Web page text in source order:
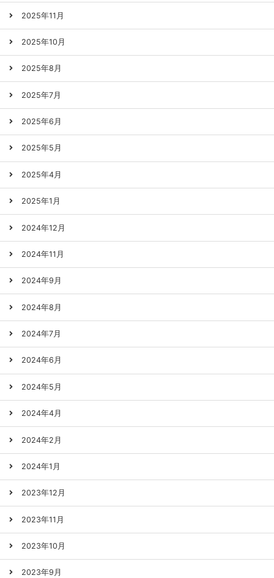
2025年11月
2025年10月
2025年8月
2025年7月
2025年6月
2025年5月
2025年4月
2025年1月
2024年12月
2024年11月
2024年9月
2024年8月
2024年7月
2024年6月
2024年5月
2024年4月
2024年2月
2024年1月
2023年12月
2023年11月
2023年10月
2023年9月